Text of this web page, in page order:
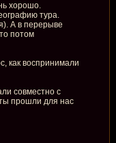
хорошо.
тура.
А в перерыве
потом
как воспринимали
совместно с
прошли для нас